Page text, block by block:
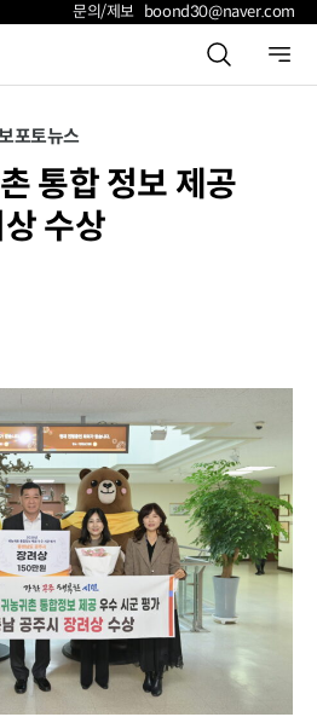
문의/제보 boond30@naver.com
포토뉴스
통합 정보 제공
상 수상